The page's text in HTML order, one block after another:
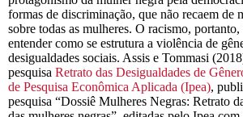
formas de discriminação, que não recaem de
sobre todas as mulheres. O racismo,
entender como se estrutura a violência de
desigualdades sociais. Assis e Tommasi
pesquisa Retrato das Desigualdades de
de Pesquisa Econômica Aplicada (Ipea),
pesquisa “Dossiê Mulheres Negras: Retrato